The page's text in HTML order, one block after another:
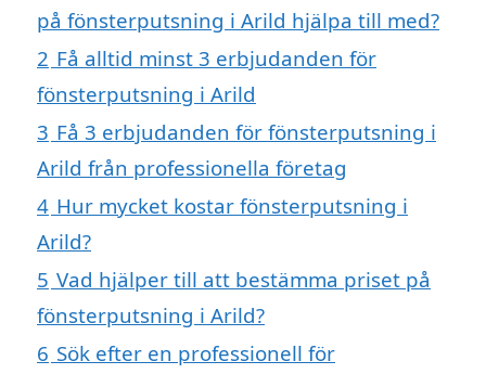
på fönsterputsning i Arild hjälpa till med?
2 Få alltid minst 3 erbjudanden för
fönsterputsning i Arild
3 Få 3 erbjudanden för fönsterputsning i
Arild från professionella företag
4 Hur mycket kostar fönsterputsning i
Arild?
5 Vad hjälper till att bestämma priset på
fönsterputsning i Arild?
6 Sök efter en professionell för